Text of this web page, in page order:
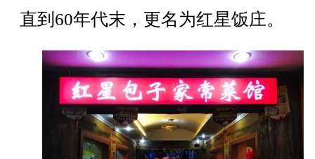
直到60年代末，更名为红星饭庄。